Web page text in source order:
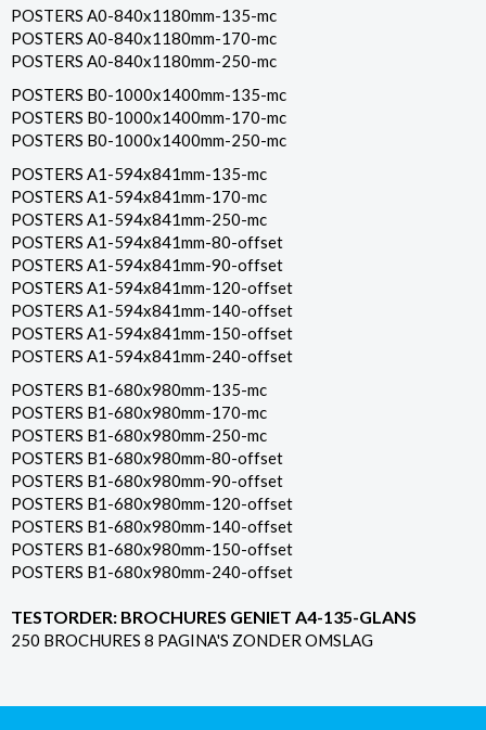
POSTERS A0-840x1180mm-135-mc
POSTERS A0-840x1180mm-170-mc
POSTERS A0-840x1180mm-250-mc
POSTERS B0-1000x1400mm-135-mc
POSTERS B0-1000x1400mm-170-mc
POSTERS B0-1000x1400mm-250-mc
POSTERS A1-594x841mm-135-mc
POSTERS A1-594x841mm-170-mc
POSTERS A1-594x841mm-250-mc
POSTERS A1-594x841mm-80-offset
POSTERS A1-594x841mm-90-offset
POSTERS A1-594x841mm-120-offset
POSTERS A1-594x841mm-140-offset
POSTERS A1-594x841mm-150-offset
POSTERS A1-594x841mm-240-offset
POSTERS B1-680x980mm-135-mc
POSTERS B1-680x980mm-170-mc
POSTERS B1-680x980mm-250-mc
POSTERS B1-680x980mm-80-offset
POSTERS B1-680x980mm-90-offset
POSTERS B1-680x980mm-120-offset
POSTERS B1-680x980mm-140-offset
POSTERS B1-680x980mm-150-offset
POSTERS B1-680x980mm-240-offset
TESTORDER: BROCHURES GENIET A4-135-GLANS
250 BROCHURES 8 PAGINA'S ZONDER OMSLAG